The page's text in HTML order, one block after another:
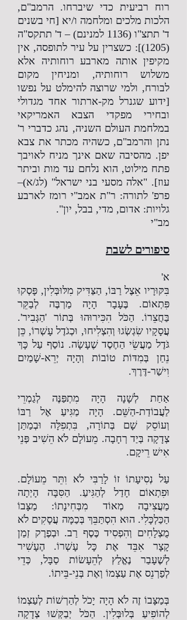
רוח רביעית כדי שיברחו. הרמב"ם,
הלכות מלכים ומלחמה ו/יא [חי בשנים
ד' תתצ"ו (1136 למנינם) – ד' תתקס"ה
(1205)]: כשצרין על עיר לתופסה, אין
מקיפין אותה מארבע רוחותיה אלא
משלוש רוחותיה, ומניחין מקום
לבורח, ולמי שרוצה להימלט על נפשו
[ידוע שגנרל מק-ארתור אחד מגדולי
ובחירי מפקדי הצבא האמריקאי
במלחמת העולם השניה, נהג כדברי ר'
נתן והרמב"ם, כשהיה מכתר את צבא
יפן. מהסיבה שאם אינך מניח לאויבך
פתח מילוט, הוא נלחם עד מות וביתר
עוז]. "אלה מסעי בני ישראל" (לג/א)–
פרפ' לתורה: ר"ת אמב"י רומז לארבע
גלויות: אדום, מדי, בבל, יון".
מב"י
סיפורים לשבת
א'
בִּקּוּרָיו אֵצֶל רַבּוֹ, הַצַּדִּיק מִלּוּבְּלִין, פָּסְקוּ
פִּתְאוֹם. בֶּעָבָר הָיָה מַרְבֶּה לְבַקֵּר
בַּחֲצֵרוֹ. הַכֹּל הִכִּירוּהוּ בְּתוֹר 'הַגְּבִיר'.
עֲסָקָיו שִׂגְשְׂגוּ וְהִצְלִיחוּ, וּכְגֹדֶל עָשְׁרוֹ, כֵּן
גֹּדֶל מַעֲשֵׂי הַחֶסֶד שֶׁעָשָׂה. נוֹסַף עַל כָּךְ
נֵחַן בְּמִדּוֹת טוֹבוֹת וְהָיָה יְרֵא-שָׁמַיִם
וִישַׁר-דֶּרֶךְ.
אַחַת לְשָׁנָה הָיָה מִתְפַּנֶּה לְגַמְרֵי
לַעֲבוֹדַת-הַשֵּׁם. הָיָה מַגִּיעַ אֶל רַבּוֹ
וְעוֹסֵק שָׁם בְּתוֹרָה, בִּתְפִלָּה וּבְמַתַּן
צְדָקָה בְּיַד רְחָבָה. מֵעוֹלָם לֹא הֵשִׁיב פְּנֵי
אִישׁ רֵיקָם.
עַל נְסִיעָתוֹ זוֹ לָרַבִּי לֹא וִתֵּר מֵעוֹלָם.
וּפִתְאוֹם חָדַל לְהַגִּיעַ. הַסִּבָּה הָיְתָה
מַעֲצִיבָה מְאוֹד מִבְּחִינָתוֹ: מַצָּבוֹ
הַכַּלְכָּלִי. הוּא הִסְתַּבֵּךְ בְּכַמָּה עֲסָקִים לֹא
מֻצְלָחִים וְהִפְסִיד כֶּסֶף רַב. וּבְפֶרֶק זְמַן
קָצָר אִבֵּד אֶת כָּל עָשְׁרוֹ. הֶעָשִׁיר
לְשֶׁעָבַר נֶאֱלַץ לְהֵעָשׂוֹת סַבָּל, כְּדֵי
לְפַרְנֵס אֶת עַצְמוֹ וְאֶת בְּנֵי-בֵּיתוֹ.
בְּמַצָּבוֹ זֶה לֹא הָיָה יָכֹל לְהַרְשׁוֹת לְעַצְמוֹ
לְהוֹפִיעַ בְּלוּבְּלִין. הַכֹּל יְבַקְּשׁוּ צְדָקָה